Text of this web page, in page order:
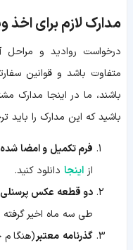
مدارک لازم برای اخذ
درخواست روادید و
متفاوت باشد و قوانین
باشند، ما در اینجا مدارک
باشید که این مدارک را
فرم تکمیل و امضا
از اینجا دانلود کنید.
دو قطعه عکس پرسنلی ۳ در
طی سه ماه اخیر
گذرنامه معتبر(هنگام